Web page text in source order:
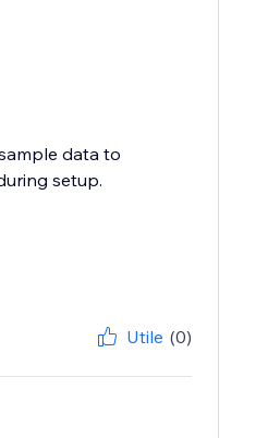
data to
setup.
Utile (0)